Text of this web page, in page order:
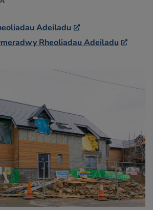
Adeiladu
Rheoliadau Adeiladu